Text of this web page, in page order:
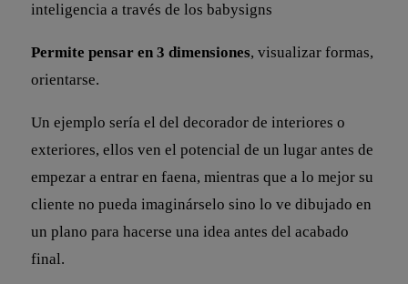
inteligencia a través de los babysigns
Permite pensar en 3 dimensiones, visualizar formas,
orientarse.
Un ejemplo sería el del decorador de interiores o
exteriores, ellos ven el potencial de un lugar antes de
empezar a entrar en faena, mientras que a lo mejor su
cliente no pueda imaginárselo sino lo ve dibujado en
un plano para hacerse una idea antes del acabado
final.